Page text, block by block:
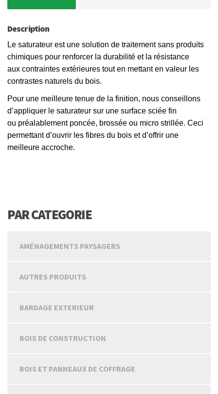
Description
Le saturateur est une solution de traitement sans produits
chimiques pour renforcer la durabilité et la résistance
aux contraintes extérieures tout en mettant en valeur les
contrastes naturels du bois.
Pour une meilleure tenue de la finition, nous conseillons
d’appliquer le saturateur sur une surface sciée fin
ou préalablement poncée, brossée ou micro strillée. Ceci
permettant d’ouvrir les fibres du bois et d’offrir une
meilleure accroche.
PAR CATEGORIE
AMÉNAGEMENTS PAYSAGERS
AUTRES PRODUITS
BARDAGE EXTERIEUR
BOIS DE CONSTRUCTION
BOIS ET PANNEAUX DE COFFRAGE